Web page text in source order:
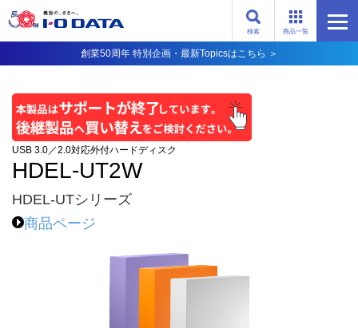
商品一覧
検索
創業50周年 特別企画・最新Topicsはこちら ＞
USB 3.0／2.0対応外付ハードディスク
HDEL-UT2W
HDEL-UTシリーズ
商品ページ